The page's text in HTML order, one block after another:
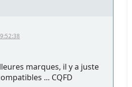
marques, il y a juste
... CQFD